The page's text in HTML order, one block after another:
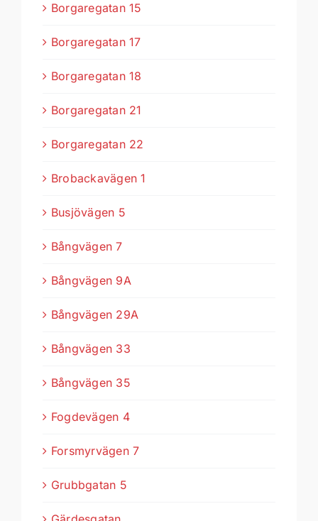
Borgaregatan 15
Borgaregatan 17
Borgaregatan 18
Borgaregatan 21
Borgaregatan 22
Brobackavägen 1
Busjövägen 5
Bångvägen 7
Bångvägen 9A
Bångvägen 29A
Bångvägen 33
Bångvägen 35
Fogdevägen 4
Forsmyrvägen 7
Grubbgatan 5